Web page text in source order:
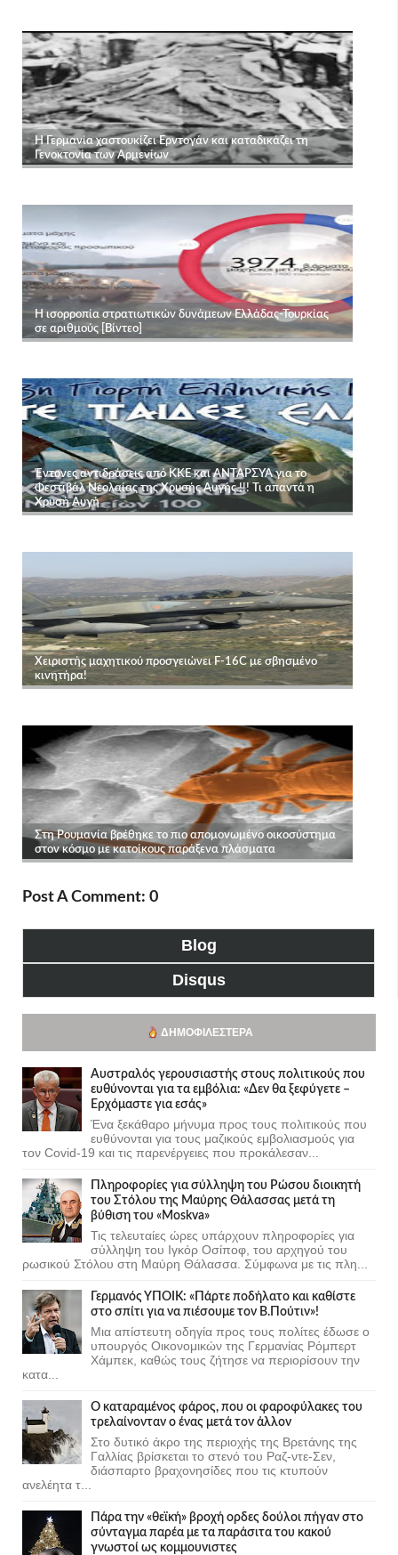
Post A Comment: 0
Blog
Disqus
ΔΗΜΟΦΙΛΈΣΤΕΡΑ
Αυστραλός γερουσιαστής στους πολιτικούς που
ευθύνονται για τα εμβόλια: «Δεν θα ξεφύγετε –
Ερχόμαστε για εσάς»
Ένα ξεκάθαρο μήνυμα προς τους πολιτικούς που
ευθύνονται για τους μαζικούς εμβολιασμούς για
τον Covid-19 και τις παρενέργειες που προκάλεσαν...
Πληροφορίες για σύλληψη του Ρώσου διοικητή
του Στόλου της Mαύρης Θάλασσας μετά τη
βύθιση του «Moskva»
Τις τελευταίες ώρες υπάρχουν πληροφορίες για
σύλληψη του Ιγκόρ Οσίποφ, του αρχηγού του
ρωσικού Στόλου στη Μαύρη Θάλασσα. Σύμφωνα με τις πλη...
Γερμανός ΥΠΟΙΚ: «Πάρτε ποδήλατο και καθίστε
στο σπίτι για να πιέσουμε τον Β.Πούτιν»!
Μια απίστευτη οδηγία προς τους πολίτες έδωσε ο
υπουργός Οικονομικών της Γερμανίας Ρόμπερτ
Χάμπεκ, καθώς τους ζήτησε να περιορίσουν την
κατα...
Ο καταραμένος φάρος, που οι φαροφύλακες του
τρελαίνονταν ο ένας μετά τον άλλον
Στο δυτικό άκρο της περιοχής της Βρετάνης της
Γαλλίας βρίσκεται το στενό του Ραζ-ντε-Σεν,
διάσπαρτο βραχονησίδες που τις κτυπούν
ανελέητα τ...
Πάρα την «θεϊκή» βροχή ορδες δούλοι πήγαν στο
σύνταγμα παρέα με τα παράσιτα του κακού
γνωστοί ως κομμουνιστες